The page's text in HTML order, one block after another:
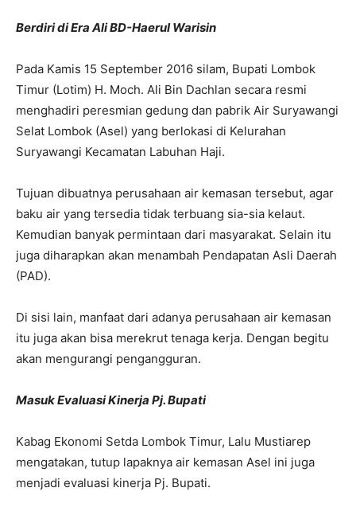
Berdiri di Era Ali BD-Haerul Warisin
Pada Kamis 15 September 2016 silam, Bupati Lombok
Timur (Lotim) H. Moch. Ali Bin Dachlan secara resmi
menghadiri peresmian gedung dan pabrik Air Suryawangi
Selat Lombok (Asel) yang berlokasi di Kelurahan
Suryawangi Kecamatan Labuhan Haji.
Tujuan dibuatnya perusahaan air kemasan tersebut, agar
baku air yang tersedia tidak terbuang sia-sia kelaut.
Kemudian banyak permintaan dari masyarakat. Selain itu
juga diharapkan akan menambah Pendapatan Asli Daerah
(PAD).
Di sisi lain, manfaat dari adanya perusahaan air kemasan
itu juga akan bisa merekrut tenaga kerja. Dengan begitu
akan mengurangi pengangguran.
Masuk Evaluasi Kinerja Pj. Bupati
Kabag Ekonomi Setda Lombok Timur, Lalu Mustiarep
mengatakan, tutup lapaknya air kemasan Asel ini juga
menjadi evaluasi kinerja Pj. Bupati.